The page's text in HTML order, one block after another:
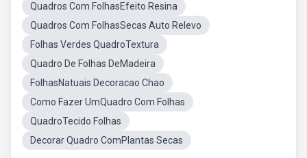
Quadros Com FolhasEfeito Resina
Quadros Com FolhasSecas Auto Relevo
Folhas Verdes QuadroTextura
Quadro De Folhas DeMadeira
FolhasNatuais Decoracao Chao
Como Fazer UmQuadro Com Folhas
QuadroTecido Folhas
Decorar Quadro ComPlantas Secas